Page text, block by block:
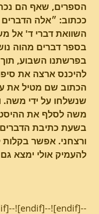
הספרים, שאף הם
ככתוב: ״אלה
השוואת דברי ד' אל
בספר דברים מהוה
בפרשתנו השבוע, תוך
שנשלחו על ידי משה.
משה לסלף את
בשעת כתיבת
ורצחני. אפשר בקלות
להעמיק אולי ימצא
![endif]--![endif]--